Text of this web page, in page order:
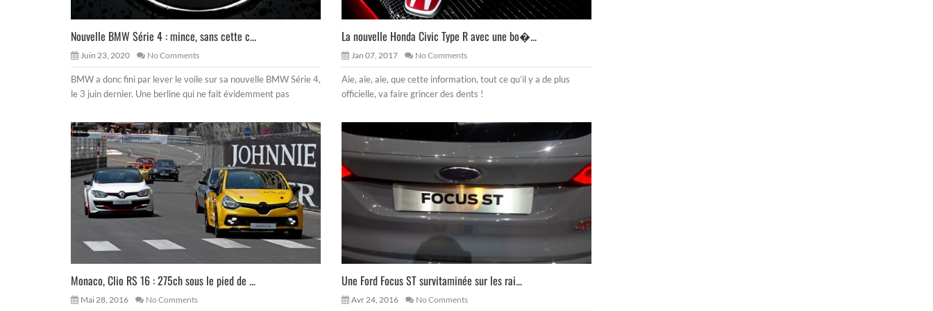
Nouvelle BMW Série 4 : mince, sans cette c...
Juin 23, 2020 No Comments
BMW a donc fini par lever le voile sur sa nouvelle BMW Série 4,
le 3 juin dernier. Une berline qui ne fait évidemment pas
La nouvelle Honda Civic Type R avec une bo�...
Jan 07, 2017 No Comments
Aie, aie, aie, que cette information, tout ce qu’il y a de plus
officielle, va faire grincer des dents !
Monaco, Clio RS 16 : 275ch sous le pied de ...
Mai 28, 2016 No Comments
Une Ford Focus ST survitaminée sur les rai...
Avr 24, 2016 No Comments